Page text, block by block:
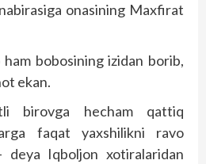
onasining Maxfirat
bobosining izidan borib,
ekan.
birovga hecham qattiq
faqat yaxshilikni ravo
Iqboljon xotiralaridan